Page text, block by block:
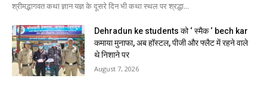
श्रीमद्भागवत कथा ज्ञान यज्ञ के दूसरे दिन भी कथा स्थल पर श्रद्धा...
Dehradun ke students को ‘ स्मैक ‘ bech kar
कमाया मुनाफा, अब हॉस्टल, पीजी और फ्लैट में रहने वाले
थे निशाने पर
August 7, 2026